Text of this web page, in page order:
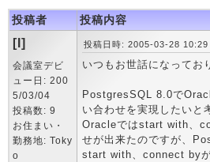
投稿者 投稿内容
[I]
会議室デビ
ュー日: 200
5/03/04
投稿数: 9
お住まい・
勤務地: Toky
o
投稿日時: 2005-03-28 10:29
いつもお世話になってお
PostgresSQL 8.0で
い合わせを実現したいと
Oracleではstart with、
せが出来たのですが、
start with、connect by